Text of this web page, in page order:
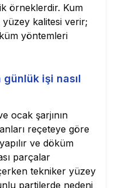
örneklerdir. Kum
kalitesi verir;
yöntemleri
işi nasıl
ocak şarjının
reçeteye göre
ve döküm
parçalar
tekniker yüzey
partilerde nedeni